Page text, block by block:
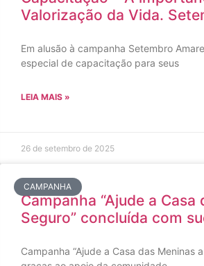
Valorização da Vida.
Em alusão à campanha Setembro
especial de capacitação para seus
LEIA MAIS »
26 de setembro de 2025
CAMPANHA
Campanha “Ajude a
Seguro” concluída com
Campanha “Ajude a Casa das Meninas